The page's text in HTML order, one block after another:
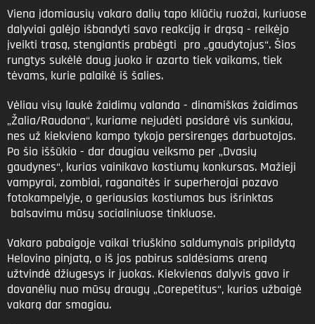
Viena įdomiausių vakaro dalių tapo kliūčių ruožai, kuriuose
dalyviai galėjo išbandyti savo reakciją ir drąsą - reikėjo
įveikti trasą, stengiantis prabėgti pro „gaudytojus“. Šios
rungtys sukėlė daug juoko ir azarto tiek vaikams, tiek
tėvams, kurie palaikė iš šalies.
Vėliau visų laukė žaidimų valanda - dinamiškas žaidimas
„Žalia/Raudona“, kuriame nejudėti pasidarė vis sunkiau,
nes už kiekvieno kampo tykojo persirengęs darbuotojas.
Po šio iššūkio - dar daugiau veiksmo per „Dvasių
gaudynes“, kurias vainikavo kostiumų konkursas. Mažieji
vampyrai, zombiai, raganaitės ir superherojai pozavo
fotokampelyje, o geriausias kostiumas bus išrinktas
balsavimu mūsų socialiniuose tinkluose.
Vakaro pabaigoje vaikai triuškino saldumynais pripildytą
Helovino pinjatą, o iš jos pabirus saldėsiams areną
užtvindė džiugesys ir juokas. Kiekvienas dalyvis gavo ir
dovanėlių nuo mūsų draugų „Corepetitus“, kurios užbaigė
vakarą dar smagiau.